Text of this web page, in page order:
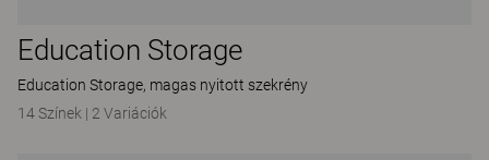
Education Storage
Education Storage, magas nyitott szekrény
14 Színek | 2 Variációk